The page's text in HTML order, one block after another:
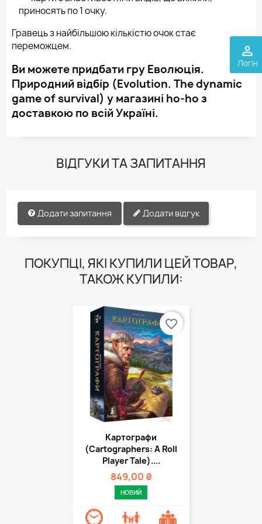
perm_identity
Логін
приносять по 1 очку.
Гравець з найбільшою кількістю очок стає
переможцем.
Ви можете придбати гру Еволюція.
Природний відбір (Evolution. The dynamic
game of survival) у магазині ho-ho з
доставкою по всій Україні.
ВІДГУКИ ТА ЗАПИТАННЯ
Додати запитання Додати відгук
ПОКУПЦІ, ЯКІ КУПИЛИ ЦЕЙ ТОВАР,
ТАКОЖ КУПИЛИ:
Картографи
(Cartographers: A Roll
Player Tale)....
849,00 ₴
НОВИЙ
favorite_border